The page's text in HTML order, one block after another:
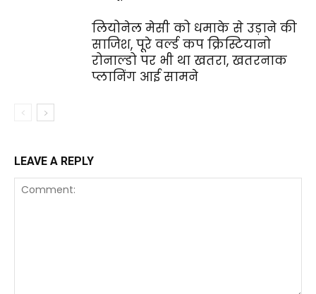
लियोनेल मेसी को धमाके से उड़ाने की
साजिश, पूरे वर्ल्ड कप क्रिस्टियानो
रोनाल्डो पर भी था खतरा, खतरनाक
प्लानिंग आई सामने
LEAVE A REPLY